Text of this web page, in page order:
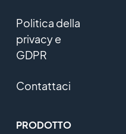
Politica della
privacy e
GDPR
Contattaci
PRODOTTO